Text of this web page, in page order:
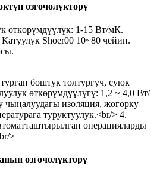
өзгөчөлүктөрү
өткөрүмдүүлүк: 1-15 Вт/мК.
Shoer00 10~80 чейин.
өзгөчөлүктөрү